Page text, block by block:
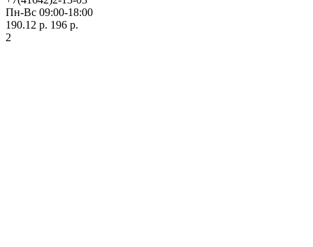
Пн-Вс 09:00-18:00
190.12 р. 196 р.
2